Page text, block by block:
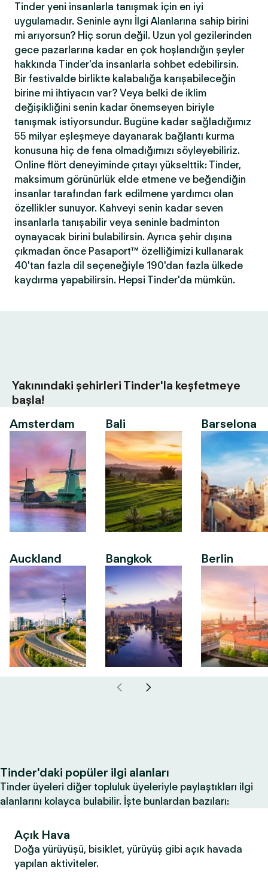
Tinder yeni insanlarla tanışmak için en iyi
uygulamadır. Seninle aynı İlgi Alanlarına sahip birini
mi arıyorsun? Hiç sorun değil. Uzun yol gezilerinden
gece pazarlarına kadar en çok hoşlandığın şeyler
hakkında Tinder'da insanlarla sohbet edebilirsin.
Bir festivalde birlikte kalabalığa karışabileceğin
birine mi ihtiyacın var? Veya belki de iklim
değişikliğini senin kadar önemseyen biriyle
tanışmak istiyorsundur. Bugüne kadar sağladığımız
55 milyar eşleşmeye dayanarak bağlantı kurma
konusuna hiç de fena olmadığımızı söyleyebiliriz.
Online flört deneyiminde çıtayı yükselttik: Tinder,
maksimum görünürlük elde etmene ve beğendiğin
insanlar tarafından fark edilmene yardımcı olan
özellikler sunuyor. Kahveyi senin kadar seven
insanlarla tanışabilir veya seninle badminton
oynayacak birini bulabilirsin. Ayrıca şehir dışına
çıkmadan önce Pasaport™ özelliğimizi kullanarak
40'tan fazla dil seçeneğiyle 190'dan fazla ülkede
kaydırma yapabilirsin. Hepsi Tinder'da mümkün.
Yakınındaki şehirleri Tinder'la keşfetmeye
başla!
Amsterdam
Auckland
Bali
Bangkok
Barselona
Berlin
Tinder'daki popüler ilgi alanları
Tinder üyeleri diğer topluluk üyeleriyle paylaştıkları ilgi
alanlarını kolayca bulabilir. İşte bunlardan bazıları:
Açık Hava
Doğa yürüyüşü, bisiklet, yürüyüş gibi açık havada
yapılan aktiviteler.